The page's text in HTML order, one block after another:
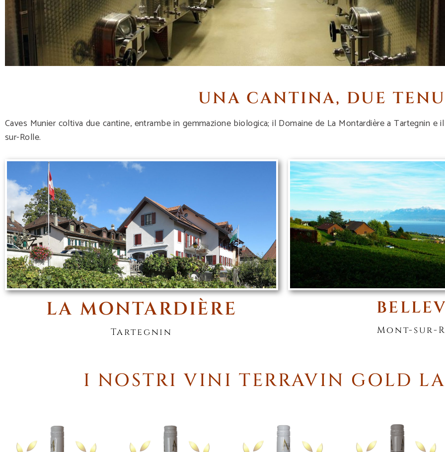
UNA CANTINA, DUE
Caves Munier coltiva due cantine, entrambe in gemmazione biologica; il Domaine de La Montardière a Tartegnin
sur-Rolle.
LA MONTARDIÈRE
Tartegnin Mont-sur-
I NOSTRI VINI TERRAVIN GOLD